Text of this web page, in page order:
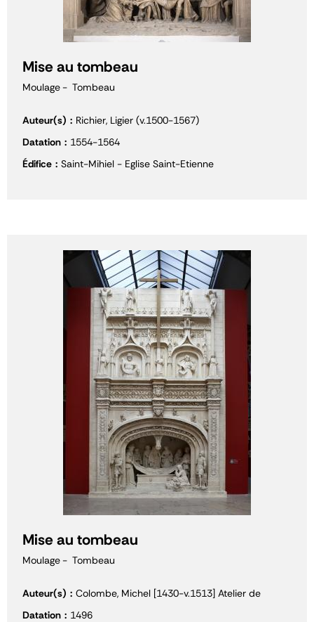
Mise au tombeau
Moulage Tombeau
Auteur(s)
Richier, Ligier (v.1500-1567)
Datation
1554-1564
Édifice
Saint-Mihiel - Eglise Saint-Etienne
Mise au tombeau
Moulage Tombeau
Auteur(s)
Colombe, Michel [1430-v.1513] Atelier de
Datation
1496